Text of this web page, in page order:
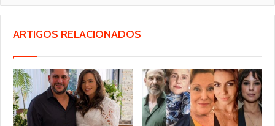
ARTIGOS RELACIONADOS